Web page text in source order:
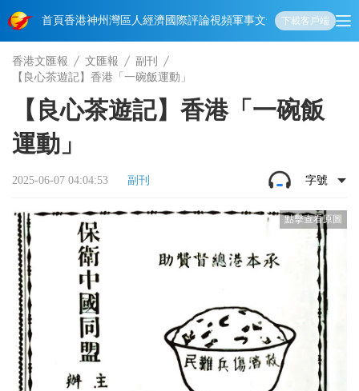
首頁香港神州 灣區人經濟國際評論視頻軍事文化 娛樂生活教育體
下載客戶端
香港文匯報 文匯報
副刊
【良心茶遊記】香港「一碗飯運動」
【良心茶遊記】香港「一碗飯
運動」
2025-06-07 04:04:53 副刊 字號